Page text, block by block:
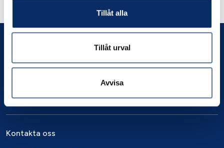
Tillåt alla
Tillåt urval
Avvisa
Andra har även tittat på
Kontakta oss